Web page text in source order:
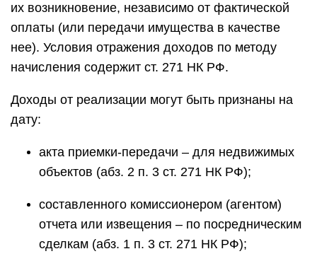
их возникновение, независимо от фактической
оплаты (или передачи имущества в качестве
нее). Условия отражения доходов по методу
начисления содержит ст. 271 НК РФ.
Доходы от реализации могут быть признаны на
дату:
акта приемки-передачи – для недвижимых
объектов (абз. 2 п. 3 ст. 271 НК РФ);
составленного комиссионером (агентом)
отчета или извещения – по посредническим
сделкам (абз. 1 п. 3 ст. 271 НК РФ);